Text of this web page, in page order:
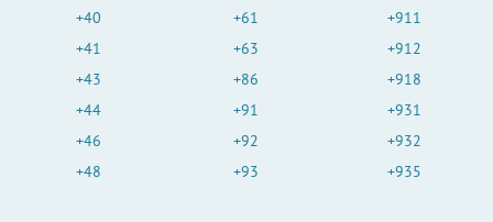
+40
+41
+43
+44
+46
+48
+61
+63
+86
+91
+92
+93
+911
+912
+918
+931
+932
+935